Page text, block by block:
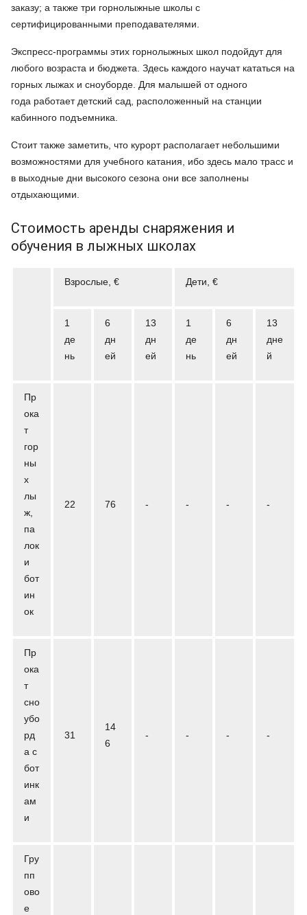
заказу; а также три горнолыжные школы с
сертифицированными преподавателями.
Экспресс-программы этих горнолыжных школ подойдут для
любого возраста и бюджета. Здесь каждого научат кататься на
горных лыжах и сноуборде. Для малышей от одного
года работает детский сад, расположенный на станции
кабинного подъемника.
Стоит также заметить, что курорт располагает небольшими
возможностями для учебного катания, ибо здесь мало трасс и
в выходные дни высокого сезона они все заполнены
отдыхающими.
Стоимость аренды снаряжения и
обучения в лыжных школах
Взрослые, € Дети, €
1
де
нь
6
дн
ей
13
дн
ей
1
де
нь
6
дн
ей
13
дне
й
Пр
ока
т
гор
ны
х
лы
ж,
па
лок
и
бот
ин
ок
22 76 - - - -
Пр
ока
т
сно
убо
рд
а с
бот
инк
ам
и
31
14
6
- - - -
Гру
пп
ово
е